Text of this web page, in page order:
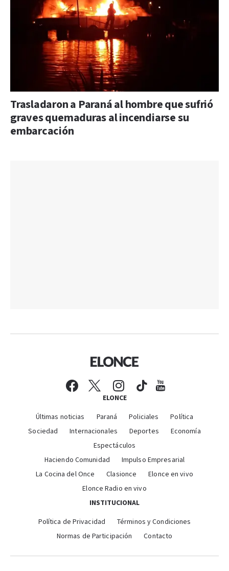
Trasladaron a Paraná al hombre que sufrió
graves quemaduras al incendiarse su
embarcación
ELONCE
Últimas noticias Paraná Policiales
Política
Sociedad
Internacionales Deportes
Economía
Espectáculos
Haciendo Comunidad
Impulso Empresarial
La Cocina del Once
Clasionce
Elonce en vivo
Elonce Radio en vivo
INSTITUCIONAL
Política de Privacidad
Términos y Condiciones
Normas de Participación
Contacto